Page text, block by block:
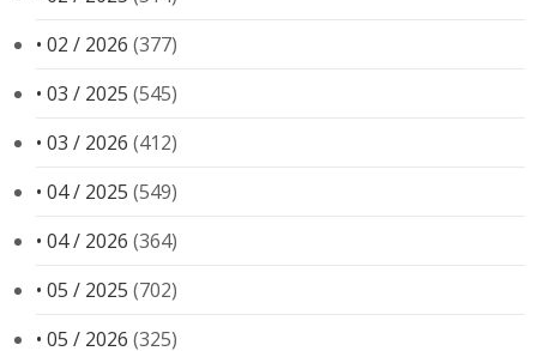
• 02 / 2026 (377)
• 03 / 2025 (545)
• 03 / 2026 (412)
• 04 / 2025 (549)
• 04 / 2026 (364)
• 05 / 2025 (702)
• 05 / 2026 (325)